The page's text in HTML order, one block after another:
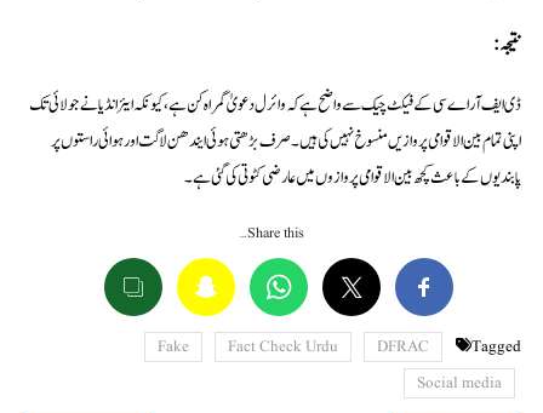
نتیجہ:
ڈی ایف آر اے سی کے فیکٹ چیک سے واضح ہے کہ وائرل دعویٰ گمراہ کن ہے، کیونکہ ایئر انڈیا نے جولائی تک
اپنی تمام بین الاقوامی پروازیں منسوخ نہیں کی ہیں۔ صرف بڑھتی ہوئی ایندھن لاگت اور ہوائی راستوں پر
پابندیوں کے باعث کچھ بین الاقوامی پروازوں میں عارضی کٹوتی کی گئی ہے۔
Share this…
Tagged
DFRAC
Fact Check Urdu
Fake
Social media